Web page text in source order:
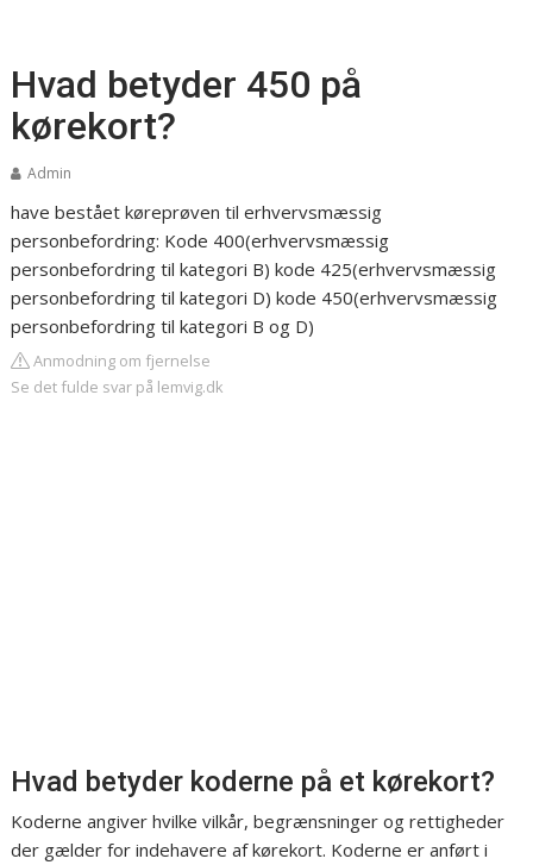
Hvad betyder 450 på
kørekort?
Admin
have bestået køreprøven til erhvervsmæssig
personbefordring: Kode 400(erhvervsmæssig
personbefordring til kategori B) kode 425(erhvervsmæssig
personbefordring til kategori D) kode 450(erhvervsmæssig
personbefordring til kategori B og D)
Anmodning om fjernelse
Se det fulde svar på lemvig.dk
Hvad betyder koderne på et kørekort?
Koderne angiver hvilke vilkår, begrænsninger og rettigheder
der gælder for indehavere af kørekort. Koderne er anført i